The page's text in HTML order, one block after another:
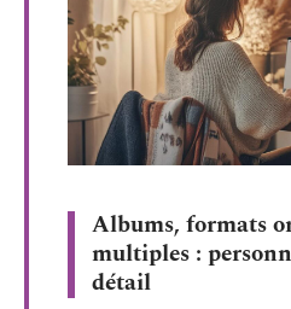
Albums, formats
multiples :
détail